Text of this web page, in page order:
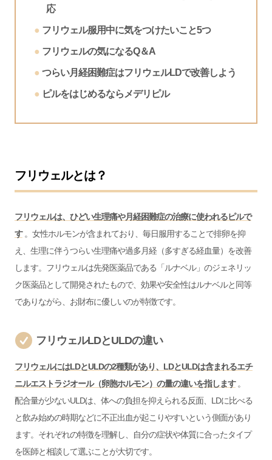
応
フリウェル服用中に気をつけたいこと5つ
フリウェルの気になるQ＆A
つらい月経困難症はフリウェルLDで改善しよう
ピルをはじめるならメデリピル
フリウェルとは？
フリウェルは、ひどい生理痛や月経困難症の治療に使われるピルで
す。女性ホルモンが含まれており、毎日服用することで排卵を抑
え、生理に伴うつらい生理痛や過多月経（多すぎる経血量）を改善
します。フリウェルは先発医薬品である「ルナベル」のジェネリッ
ク医薬品として開発されたもので、効果や安全性はルナベルと同等
でありながら、お財布に優しいのが特徴です。
フリウェルLDとULDの違い
フリウェルにはLDとULDの2種類があり、LDとULDは含まれるエチ
ニルエストラジオール（卵胞ホルモン）の量の違いを指します。
配合量が少ないULDは、体への負担を抑えられる反面、LDに比べる
と飲み始めの時期などに不正出血が起こりやすいという側面があり
ます。それぞれの特徴を理解し、自分の症状や体質に合ったタイプ
を医師と相談して選ぶことが大切です。